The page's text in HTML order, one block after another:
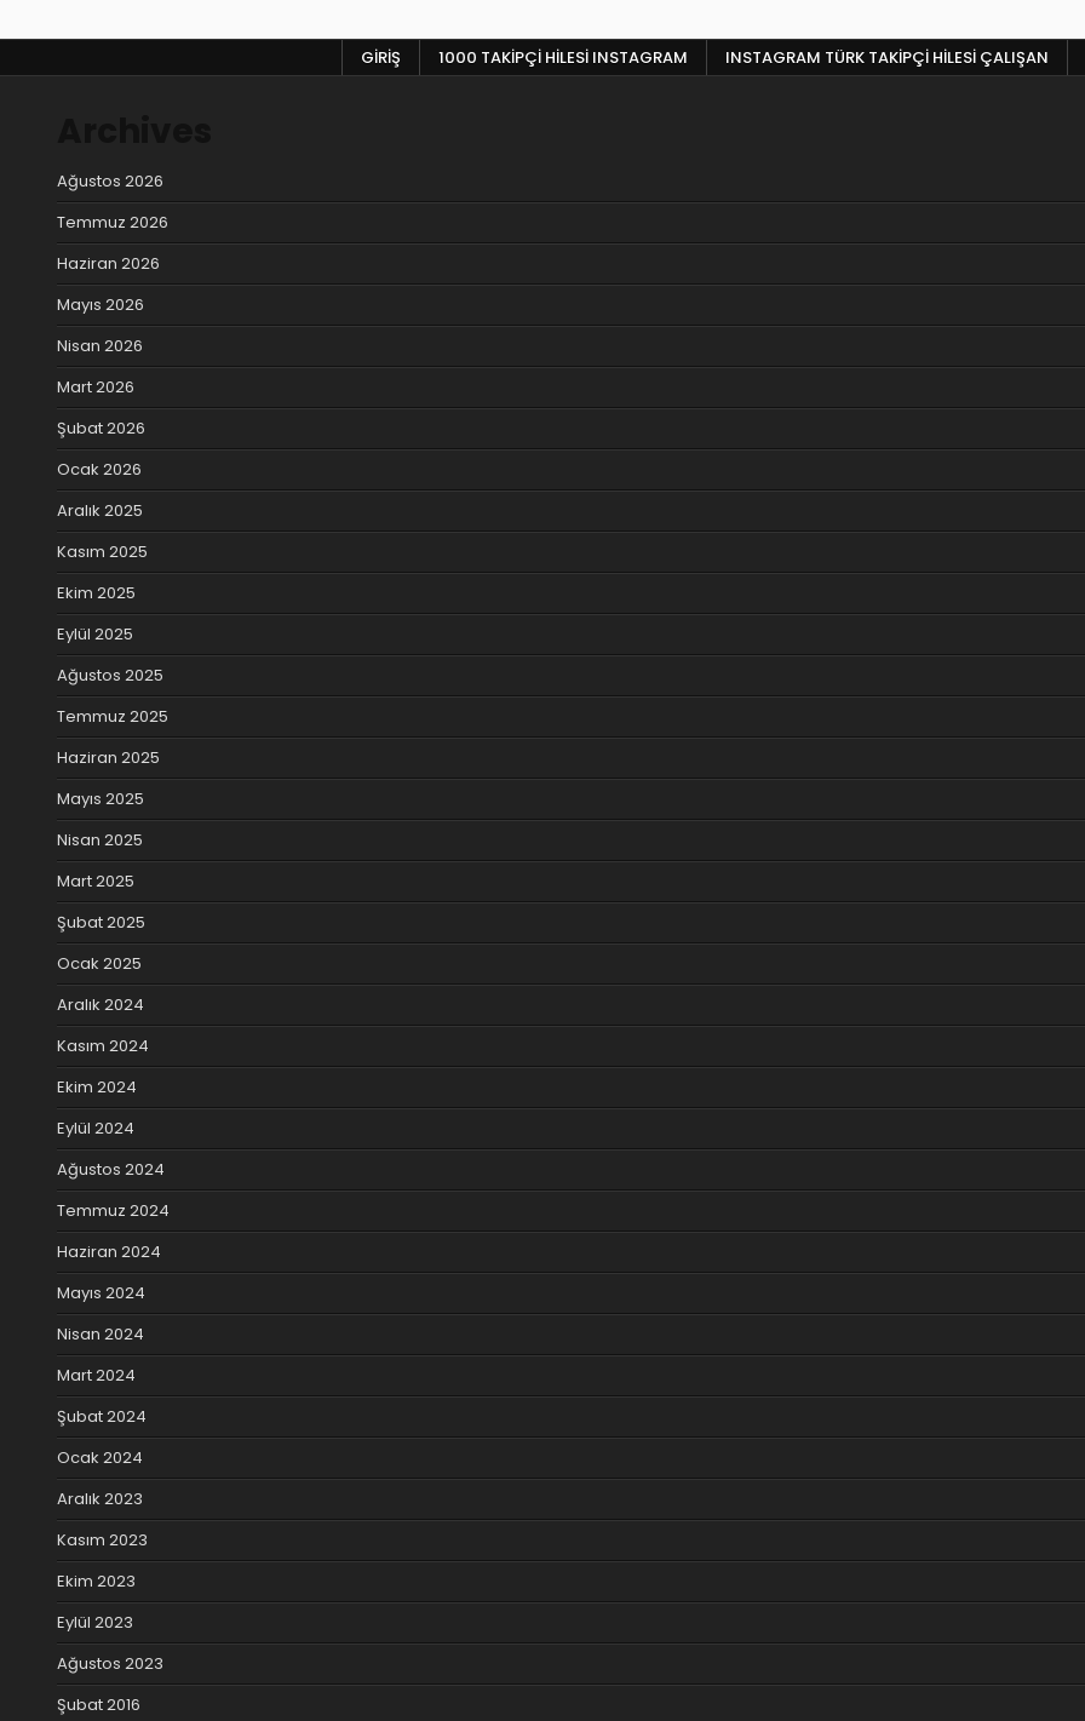
GIRIŞ 1000 TAKIPÇI HILESI INSTAGRAM INSTAGRAM TÜRK TAKIPÇI HILESI ÇALIŞAN
Ağustos 2026
Temmuz 2026
Haziran 2026
Mayıs 2026
Nisan 2026
Mart 2026
Şubat 2026
Ocak 2026
Aralık 2025
Kasım 2025
Ekim 2025
Eylül 2025
Ağustos 2025
Temmuz 2025
Haziran 2025
Mayıs 2025
Nisan 2025
Mart 2025
Şubat 2025
Ocak 2025
Aralık 2024
Kasım 2024
Ekim 2024
Eylül 2024
Ağustos 2024
Temmuz 2024
Haziran 2024
Mayıs 2024
Nisan 2024
Mart 2024
Şubat 2024
Ocak 2024
Aralık 2023
Kasım 2023
Ekim 2023
Eylül 2023
Ağustos 2023
Şubat 2016